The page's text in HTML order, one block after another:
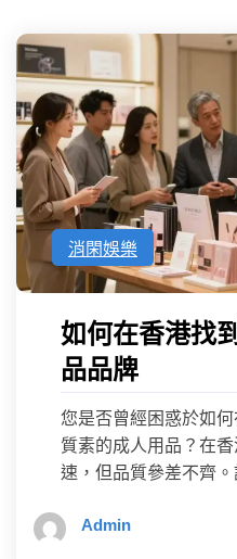
消閑娛樂
如何在香港找
品品牌
您是否曾經困惑於如
質素的成人用品？在
速，但品質參差不齊
Admin